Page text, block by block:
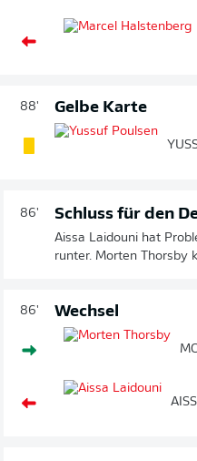
88' Gelbe Karte
86' Schluss für den
Aissa Laidouni hat
runter. Morten Thorsby
86' Wechsel